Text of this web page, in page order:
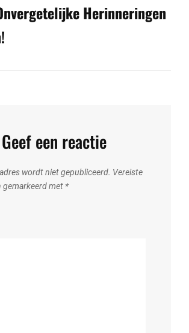
Herinneringen
Geef een reactie
wordt niet gepubliceerd. Vereiste
gemarkeerd met *